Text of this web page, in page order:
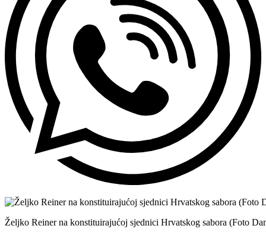
Željko Reiner na konstituirajućoj sjednici Hrvatskog sabora (Foto